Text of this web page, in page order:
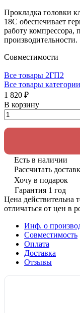
Прокладка головки
18С обеспечивает
работу компрессора,
производительности.
Совместимости
Все товары 2ГП2
Все товары категории
1 820 ₽
В корзину
Есть в наличии
Рассчитать
Хочу в подарок
Гарантия 1 год
Цена действительна
отличаться от цен в
Инф. о
Совместимость
Оплата
Доставка
Отзывы